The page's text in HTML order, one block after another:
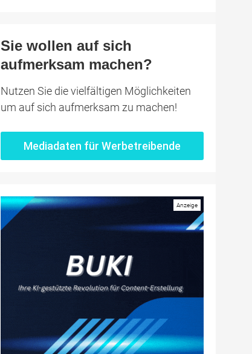
Sie wollen auf sich
aufmerksam machen?
Nutzen Sie die vielfältigen Möglichkeiten
um auf sich aufmerksam zu machen!
Mediadaten für Werbetreibende